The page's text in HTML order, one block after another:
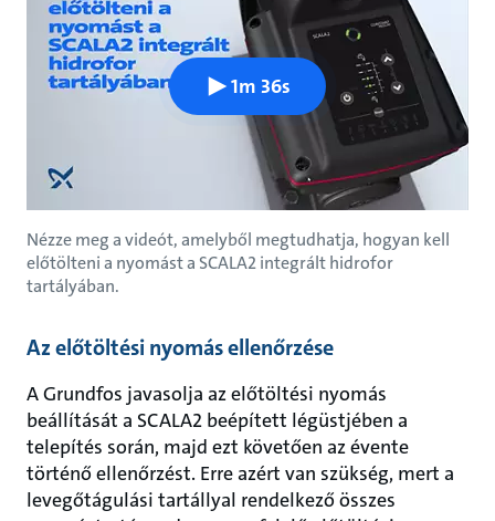
1m 36s
Nézze meg a videót, amelyből megtudhatja, hogyan kell
előtölteni a nyomást a SCALA2 integrált hidrofor
tartályában.
Az előtöltési nyomás ellenőrzése
A Grundfos javasolja az előtöltési nyomás
beállítását a SCALA2 beépített légüstjében a
telepítés során, majd ezt követően az évente
történő ellenőrzést. Erre azért van szükség, mert a
levegőtágulási tartállyal rendelkező összes